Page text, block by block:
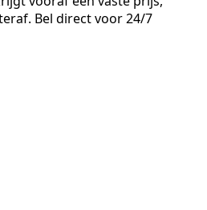
Bel direct voor 24/7